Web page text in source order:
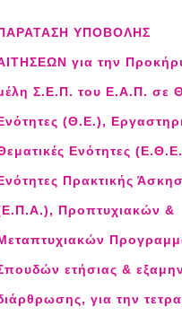
ΥΠΟΒΟΛΗΣ
για την
Σ.Ε.Π. του Ε.Α.Π. σε
(Θ.Ε.),
Ενότητες
Πρακτικής
Προπτυχιακών &
ετήσιας &
για την